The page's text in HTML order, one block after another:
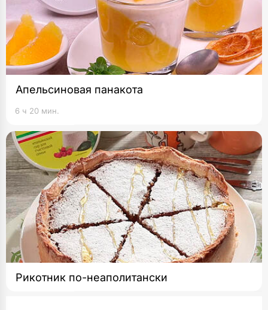
Апельсиновая панакота
6 ч 20 мин.
Рикотник по-неаполитански